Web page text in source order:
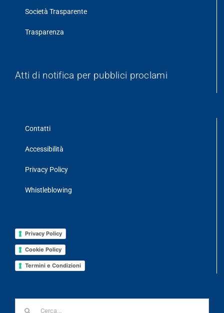
Società Trasparente
Trasparenza
Atti di notifica per pubblici proclami
Contatti
Accessibilità
Privacy Policy
Whistleblowing
Privacy Policy
Cookie Policy
Termini e Condizioni
Cerca